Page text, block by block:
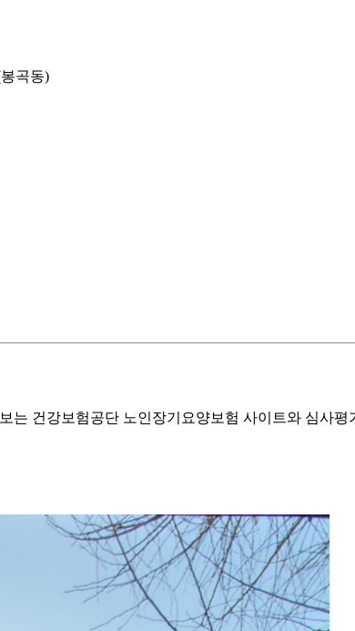
곡동)
는 건강보험공단 노인장기요양보험 사이트와 심사